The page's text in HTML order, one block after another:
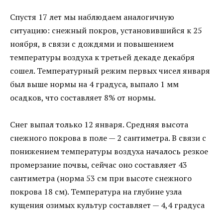
Спустя 17 лет мы наблюдаем аналогичную
ситуацию: снежный покров, установившийся к 25
ноября, в связи с дождями и повышением
температуры воздуха к третьей декаде декабря
сошел. Температурный режим первых чисел января
был выше нормы на 4 градуса, выпало 1 мм
осадков, что составляет 8% от нормы.
Снег выпал только 12 января. Средняя высота
снежного покрова в поле — 2 сантиметра. В связи с
понижением температуры воздуха началось резкое
промерзание почвы, сейчас оно составляет 43
сантиметра (норма 53 см при высоте снежного
покрова 18 см). Температура на глубине узла
кущения озимых культур составляет — 4,4 градуса